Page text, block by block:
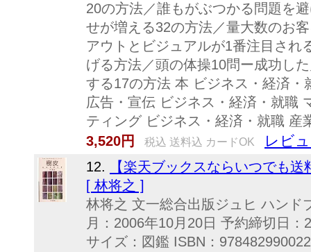
20の方法／誰もがぶつかる問題を
せが増える32の方法／量大数のお
アウトとビジュアルが1番注目され
げる方法／頭の体操10問ー成功し
する17の方法 本 ビジネス・経済
広告・宣伝 ビジネス・経済・就職
ティング ビジネス・経済・就職 産
3,520円
税込 送料込 カードOK レビ
12.
【楽天ブックスならいつでも
[ 林将之 ]
林将之 文一総合出版ジュヒ ハンド
月：2006年10月20日 予約締切日
サイズ：図鑑 ISBN：